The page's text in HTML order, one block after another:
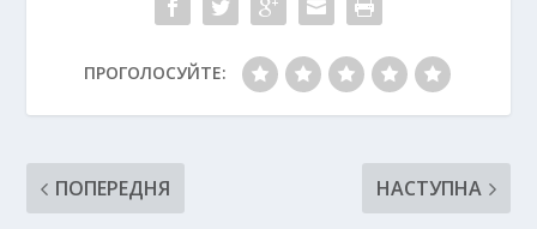
ПРОГОЛОСУЙТЕ:
ПОПЕРЕДНЯ НАСТУПНА